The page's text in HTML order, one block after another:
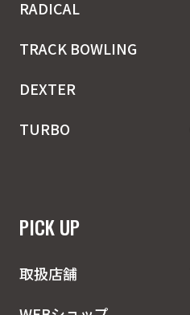
RADICAL
TRACK BOWLING
DEXTER
TURBO
PICK UP
取扱店舗